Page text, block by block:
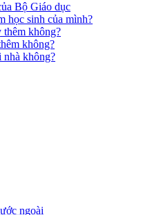
Bộ Giáo dục
học sinh của mình?
thêm không?
không?
nhà không?
ngoài